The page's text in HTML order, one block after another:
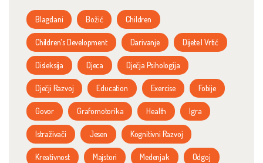
Blagdani Božić Children
Children's Development Darivanje Dijete I Vrtić
Disleksija Djeca Dječja Psihologija
Dječji Razvoj Education Exercise Fobije
Govor Grafomotorika Health Igra
Istraživači Jesen Kognitivni Razvoj
Kreativnost Majstori Medenjak Odgoj